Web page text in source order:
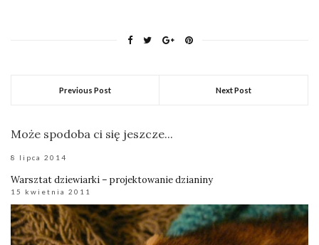
Previous Post Next Post
Może spodoba ci się jeszcze...
8 lipca 2014
Warsztat dziewiarki – projektowanie dzianiny
15 kwietnia 2011